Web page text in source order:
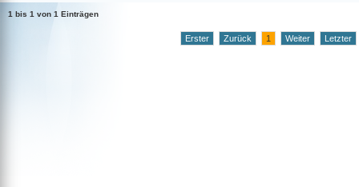
1 bis 1 von 1 Einträgen
Erster Zurück 1 Weiter Letzter